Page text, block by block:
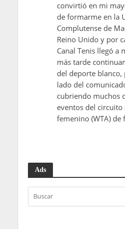
convirtió en mi
de formarme en la
Complutense de
Reino Unido y por
Canal Tenis llegó a
más tarde
del deporte blanco,
lado del
cubriendo muchos
eventos del circuito
femenino (WTA) de
Ads